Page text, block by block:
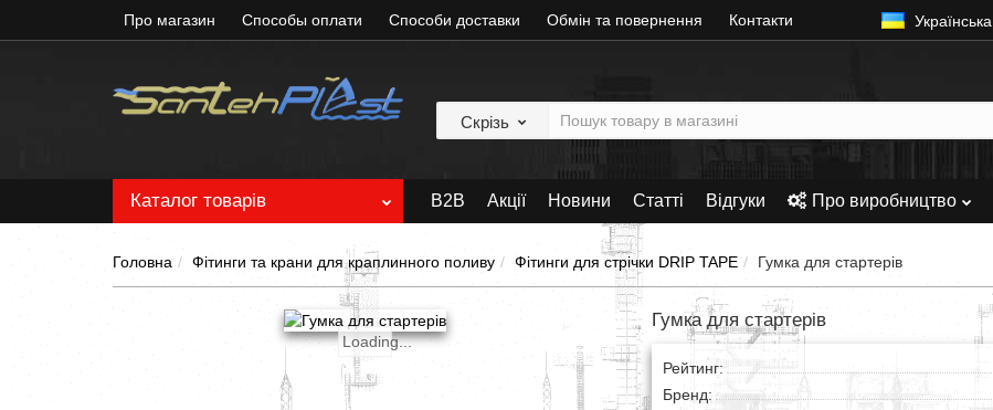
Про магазин Способы оплати Способи доставки Обмін та повернення Контакти Українська
Скрізь
Каталог товарів B2B Акції Новини Статті Відгуки Про виробництво
Головна Фітинги та крани для краплинного поливу Фітинги для стрічки DRIP TAPE Гумка для стартерів
Loading...
Loading...
Гумка для стартерів
Рейтинг:
Бренд: